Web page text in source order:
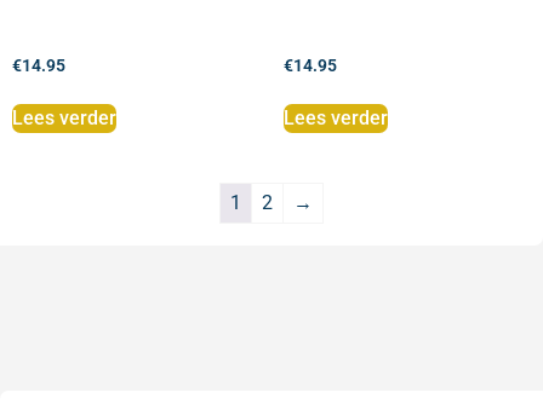
€14.95
Lees verder
€14.95
Lees verder
1 2 →